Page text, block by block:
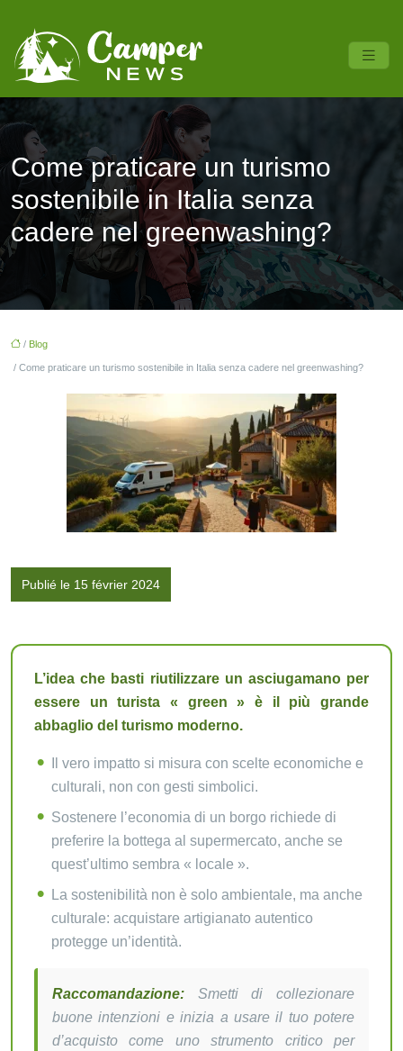
Come praticare un turismo
sostenibile in Italia senza
cadere nel greenwashing?
/ Blog
/ Come praticare un turismo sostenibile in Italia senza cadere nel greenwashing?
Publié le 15 février 2024
L’idea che basti riutilizzare un asciugamano per
essere un turista « green » è il più grande
abbaglio del turismo moderno.
Il vero impatto si misura con scelte economiche e
culturali, non con gesti simbolici.
Sostenere l’economia di un borgo richiede di
preferire la bottega al supermercato, anche se
quest’ultimo sembra « locale ».
La sostenibilità non è solo ambientale, ma anche
culturale: acquistare artigianato autentico
protegge un’identità.
Raccomandazione: Smetti di collezionare
buone intenzioni e inizia a usare il tuo potere
d’acquisto come uno strumento critico per